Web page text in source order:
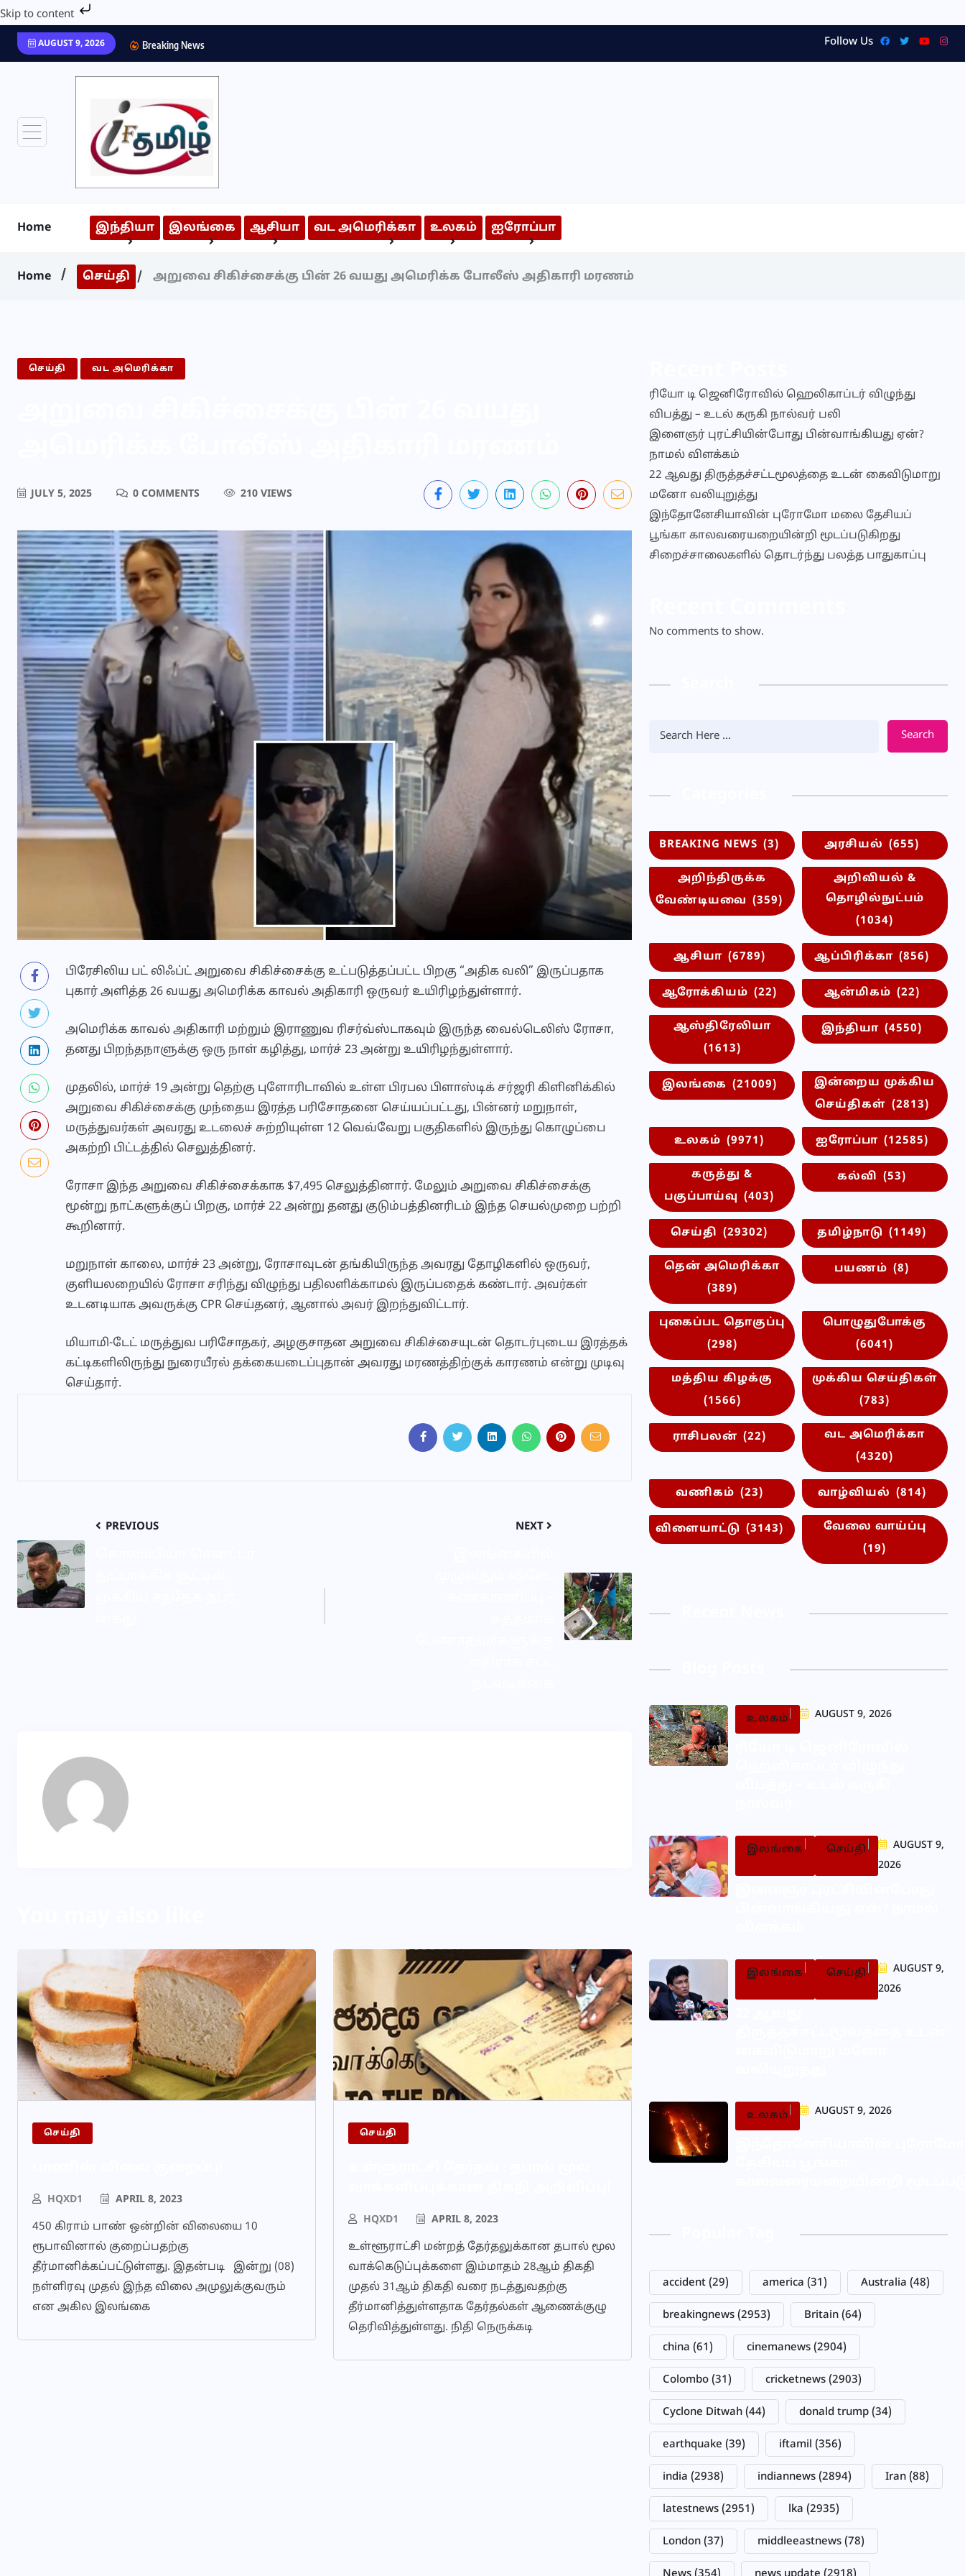
Skip to content
AUGUST 9, 2026 Breaking News Follow Us
Home இந்தியா இலங்கை ஆசியா வட அமெரிக்கா உலகம் ஐரோப்பா
Home செய்தி அறுவை சிகிச்சைக்கு பின் 26 வயது அமெரிக்க போலீஸ் அதிகாரி மரணம்
செய்தி வட அமெரிக்கா
JULY 5, 2025 0 COMMENTS 210 VIEWS
பிரேசிலிய பட் லிஃப்ட் அறுவை சிகிச்சைக்கு உட்படுத்தப்பட்ட பிறகு “அதிக வலி” இருப்பதாக
புகார் அளித்த 26 வயது அமெரிக்க காவல் அதிகாரி ஒருவர் உயிரிழந்துள்ளார்.
அமெரிக்க காவல் அதிகாரி மற்றும் இராணுவ ரிசர்வ்ஸ்டாகவும் இருந்த வைல்டெலிஸ் ரோசா,
தனது பிறந்தநாளுக்கு ஒரு நாள் கழித்து, மார்ச் 23 அன்று உயிரிழந்துள்ளார்.
முதலில், மார்ச் 19 அன்று தெற்கு புளோரிடாவில் உள்ள பிரபல பிளாஸ்டிக் சர்ஜரி கிளினிக்கில்
அறுவை சிகிச்சைக்கு முந்தைய இரத்த பரிசோதனை செய்யப்பட்டது, பின்னர் மறுநாள்,
மருத்துவர்கள் அவரது உடலைச் சுற்றியுள்ள 12 வெவ்வேறு பகுதிகளில் இருந்து கொழுப்பை
அகற்றி பிட்டத்தில் செலுத்தினர்.
ரோசா இந்த அறுவை சிகிச்சைக்காக $7,495 செலுத்தினார். மேலும் அறுவை சிகிச்சைக்கு
மூன்று நாட்களுக்குப் பிறகு, மார்ச் 22 அன்று தனது குடும்பத்தினரிடம் இந்த செயல்முறை பற்றி
கூறினார்.
மறுநாள் காலை, மார்ச் 23 அன்று, ரோசாவுடன் தங்கியிருந்த அவரது தோழிகளில் ஒருவர்,
குளியலறையில் ரோசா சரிந்து விழுந்து பதிலளிக்காமல் இருப்பதைக் கண்டார். அவர்கள்
உடனடியாக அவருக்கு CPR செய்தனர், ஆனால் அவர் இறந்துவிட்டார்.
மியாமி-டேட் மருத்துவ பரிசோதகர், அழகுசாதன அறுவை சிகிச்சையுடன் தொடர்புடைய இரத்தக்
கட்டிகளிலிருந்து நுரையீரல் தக்கையடைப்புதான் அவரது மரணத்திற்குக் காரணம் என்று முடிவு
செய்தார்.
PREVIOUS NEXT
செய்தி
HQXD1 APRIL 8, 2023
450 கிராம் பாண் ஒன்றின் விலையை 10
ரூபாவினால் குறைப்பதற்கு
தீர்மானிக்கப்பட்டுள்ளது. இதன்படி இன்று (08)
நள்ளிரவு முதல் இந்த விலை அமுலுக்குவரும்
என அகில இலங்கை
செய்தி
HQXD1 APRIL 8, 2023
உள்ளூராட்சி மன்றத் தேர்தலுக்கான தபால் மூல
வாக்கெடுப்புக்களை இம்மாதம் 28ஆம் திகதி
முதல் 31ஆம் திகதி வரை நடத்துவதற்கு
தீர்மானித்துள்ளதாக தேர்தல்கள் ஆணைக்குழு
தெரிவித்துள்ளது. நிதி நெருக்கடி
ரியோ டி ஜெனிரோவில் ஹெலிகாப்டர் விழுந்து
விபத்து – உடல் கருகி நால்வர் பலி
இளைஞர் புரட்சியின்போது பின்வாங்கியது ஏன்?
நாமல் விளக்கம்
22 ஆவது திருத்தச்சட்டமூலத்தை உடன் கைவிடுமாறு
மனோ வலியுறுத்து
இந்தோனேசியாவின் புரோமோ மலை தேசியப்
பூங்கா காலவரையறையின்றி மூடப்படுகிறது
சிறைச்சாலைகளில் தொடர்ந்து பலத்த பாதுகாப்பு
No comments to show.
Search
BREAKING NEWS (3) அரசியல் (655)
அறிந்திருக்க
வேண்டியவை (359)
அறிவியல் &
தொழில்நுட்பம்
(1034)
ஆசியா (6789) ஆப்பிரிக்கா (856)
ஆரோக்கியம் (22) ஆன்மிகம் (22)
ஆஸ்திரேலியா
(1613)
இந்தியா (4550)
இலங்கை (21009)
இன்றைய முக்கிய
செய்திகள் (2813)
உலகம் (9971) ஐரோப்பா (12585)
கருத்து &
பகுப்பாய்வு (403)
கல்வி (53)
செய்தி (29302) தமிழ்நாடு (1149)
தென் அமெரிக்கா
(389)
பயணம் (8)
புகைப்பட தொகுப்பு
(298)
பொழுதுபோக்கு
(6041)
மத்திய கிழக்கு
(1566)
முக்கிய செய்திகள்
(783)
ராசிபலன் (22)
வட அமெரிக்கா
(4320)
வணிகம் (23) வாழ்வியல் (814)
விளையாட்டு (3143)
வேலை வாய்ப்பு
(19)
உலகம் AUGUST 9, 2026
இலங்கை செய்தி
AUGUST 9,
2026
இலங்கை செய்தி
AUGUST 9,
2026
உலகம் AUGUST 9, 2026
accident (29) america (31) Australia (48)
breakingnews (2953) Britain (64)
china (61) cinemanews (2904)
Colombo (31) cricketnews (2903)
Cyclone Ditwah (44) donald trump (34)
earthquake (39) iftamil (356)
india (2938) indiannews (2894) Iran (88)
latestnews (2951) lka (2935)
London (37) middleeastnews (78)